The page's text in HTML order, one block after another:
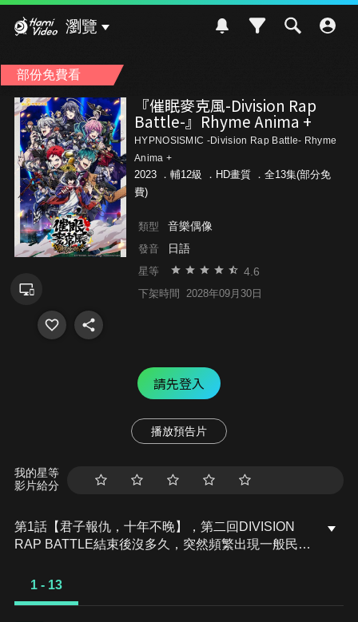
瀏覽
部份免費看
『催眠麥克風-Division Rap
Battle-』Rhyme Anima +
HYPNOSISMIC -Division Rap Battle- Rhyme
Anima +
2023 ． 輔12級
．HD畫質 ．全13集(部分免
費)
類型 音樂偶像
發音 日語
星等 4.6
下架時間 2028年09月30日
請先登入
播放預告片
我的星等
影片給分
第1話【君子報仇，十年不晚】，第二回DIVISION
RAP BATTLE結束後沒多久，突然頻繁出現一般民眾
犯人的目的是向山田一郎率領的三兄弟隊伍Buster
1 - 13